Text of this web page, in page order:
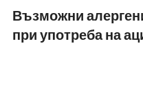
Възможни
при употреба на